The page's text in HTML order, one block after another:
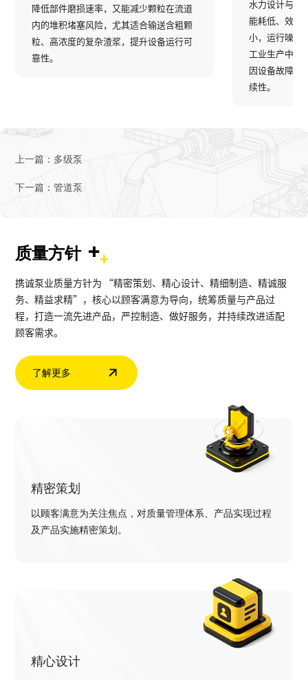
降低部件磨损速率，又能减少颗粒在流道
内的堆积堵塞风险，尤其适合输送含粗颗
粒、高浓度的复杂渣浆，提升设备运行可
靠性。
水力设计与低
能耗低、效率
小，运行噪音
工业生产中
因设备故障导
续性。
上一篇： 多级泵
下一篇：管道泵
质量方针 +
携诚泵业质量方针为 “精密策划、精心设计、精细制造、精诚服
务、精益求精”，核心以顾客满意为导向，统筹质量与产品过
程，打造一流先进产品，严控制造、做好服务，并持续改进适配
顾客需求。
了解更多
精密策划
以顾客满意为关注焦点，对质量管理体系、产品实现过程
及产品实施精密策划。
精心设计